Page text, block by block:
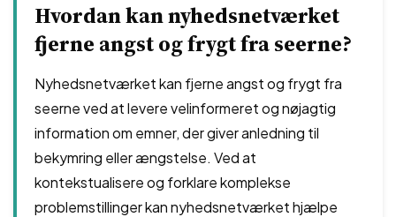
Hvordan kan nyhedsnetværket
fjerne angst og frygt fra seerne?
Nyhedsnetværket kan fjerne angst og frygt fra
seerne ved at levere velinformeret og nøjagtig
information om emner, der giver anledning til
bekymring eller ængstelse. Ved at
kontekstualisere og forklare komplekse
problemstillinger kan nyhedsnetværket hjælpe